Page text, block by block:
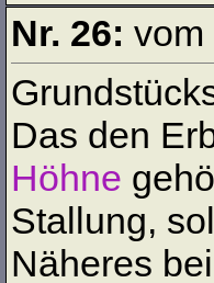
Nr. 26: vom
Das den
Höhne
Stallung,
Näheres